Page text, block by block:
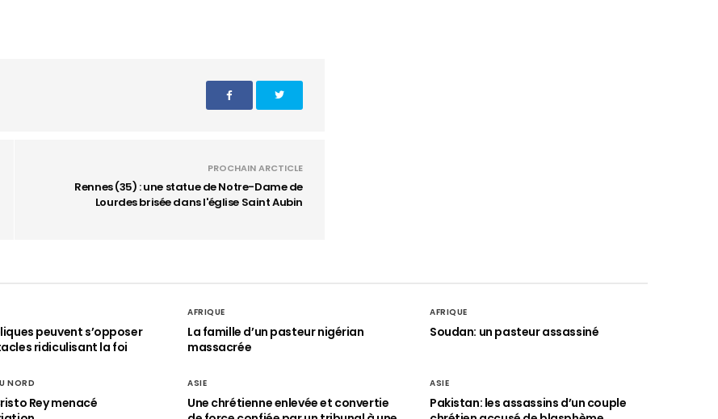
PROCHAIN ARCTICLE
Rennes (35) : une statue de Notre-Dame de
Lourdes brisée dans l'église Saint Aubin
peuvent s’opposer
ridiculisant la foi
AFRIQUE
La famille d’un pasteur nigérian
massacrée
AFRIQUE
Soudan: un pasteur assassiné
NORD
Rey menacé
ASIE
Une chrétienne enlevée et convertie
ASIE
Pakistan: les assassins d’un couple